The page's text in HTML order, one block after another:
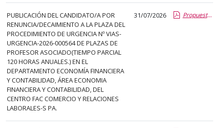
PUBLICACIÓN DEL CANDIDATO/A POR
RENUNCIA/DECAIMIENTO A LA PLAZA DEL
PROCEDIMIENTO DE URGENCIA Nº VIAS-
URGENCIA-2026-000564 DE PLAZAS DE
PROFESOR ASOCIADO(TIEMPO PARCIAL
120 HORAS ANUALES.) EN EL
DEPARTAMENTO ECONOMÍA FINANCIERA
Y CONTABILIDAD, ÁREA ECONOMIA
FINANCIERA Y CONTABILIDAD, DEL
CENTRO FAC COMERCIO Y RELACIONES
LABORALES-S PA.
31/07/2026 Propuesta de Contratacion por Renuncia Vias de Urgencia